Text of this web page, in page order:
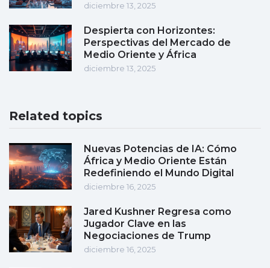
diciembre 13, 2025
Despierta con Horizontes:
Perspectivas del Mercado de
Medio Oriente y África
diciembre 13, 2025
Related topics
Nuevas Potencias de IA: Cómo
África y Medio Oriente Están
Redefiniendo el Mundo Digital
diciembre 16, 2025
Jared Kushner Regresa como
Jugador Clave en las
Negociaciones de Trump
diciembre 16, 2025